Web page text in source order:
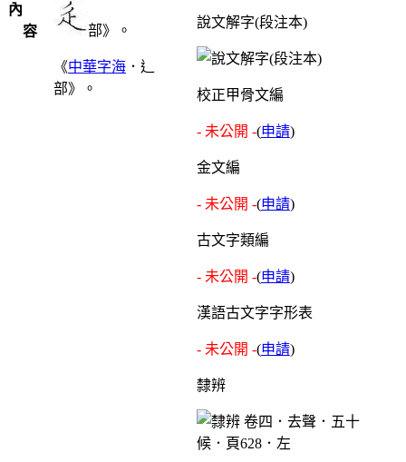
內
容
部》。
《中華字海 ．辶
部》。
說文解字(段注本)
校正甲骨文編
- 未公開 -(申請)
金文編
- 未公開 -(申請)
古文字類編
- 未公開 -(申請)
漢語古文字字形表
- 未公開 -(申請)
隸辨